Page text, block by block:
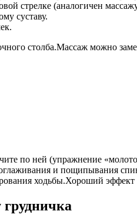
стрелке (аналогичен
суставу.
столба.Массаж можно
по ней (упражнение
и пощипывания
ходьбы.Хороший эффект